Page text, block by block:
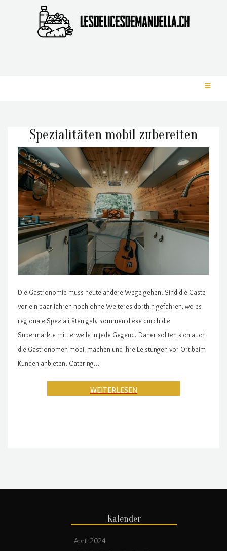
Spezialitäten mobil zubereiten
Die Gastronomie muss heute andere Wege gehen. Sind die Gäste
vor ein paar Jahren noch ohne Weiteres dorthin gefahren, wo es
regionale Spezialitäten gab, kommen diese durch die
Supermärkte mittlerweile in jede Gegend. Daher sollten sich auch
die Gastronomen mobil machen und ihre Leistungen vor Ort beim
Kunden anbieten. Catering…
Kalender
April 2024